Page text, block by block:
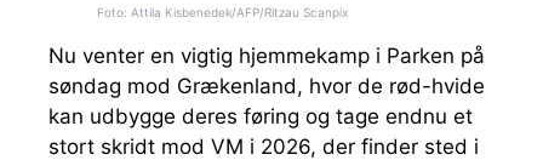
Foto: Attila Kisbenedek/AFP/Ritzau Scanpix
Nu venter en vigtig hjemmekamp i Parken på
søndag mod Grækenland, hvor de rød-hvide
kan udbygge deres føring og tage endnu et
stort skridt mod VM i 2026, der finder sted i